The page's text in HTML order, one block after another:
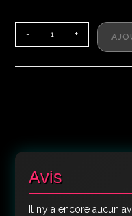
- +
Avis
Il n’y a encore aucun